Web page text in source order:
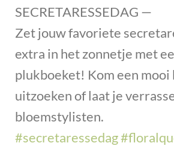
SECRETARESSEDAG —
Zet jouw favoriete
extra in het zonnetje met
plukboeket! Kom een mooi
uitzoeken of laat je
bloemstylisten.
#secretaressedag